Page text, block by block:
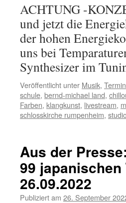
ACHTUNG -
und jetzt die
der hohen
uns bei
Synthesizer im
Veröffentlicht unter Musik,
schule, bernd-michael land,
Farben, klangkunst, livestream,
schlosskirche rumpenheim,
Aus der
99 japanischen
26.09.2022
Publiziert am 26. September